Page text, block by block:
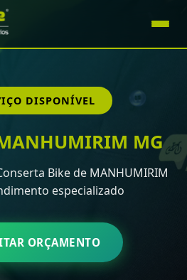
DISPONÍVEL
MG
Bike de MANHUMIRIM
especializado
ORÇAMENTO